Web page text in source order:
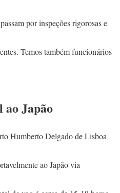
por inspeções rigorosas e
Temos também funcionários
ao Japão
Humberto Delgado de Lisboa
ao Japão via